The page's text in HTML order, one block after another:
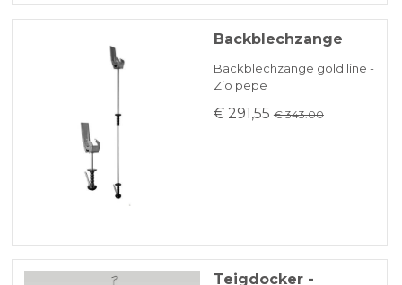
Backblechzange
Backblechzange gold line -
Zio pepe
€ 291,55 € 343.00
Teigdocker -